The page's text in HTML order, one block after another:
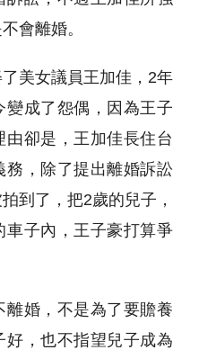
會離婚。
美女議員王加佳，2年
變成了怨偶，因為王子
卻是，王加佳長住台
務，除了提出離婚訴訟
到了，把2歲的兒子，
車子內，王子豪打算爭
離婚，不是為了要贍養
好，也不指望兒子成為